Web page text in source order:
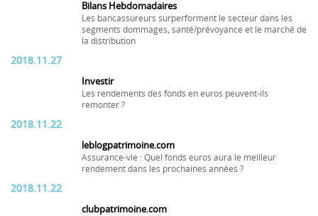
Bilans Hebdomadaires
Les bancassureurs surperforment le secteur dans les
segments dommages, santé/prévoyance et le marché de
la distribution
2018.11.27
Investir
Les rendements des fonds en euros peuvent-ils
remonter ?
2018.11.22
leblogpatrimoine.com
Assurance-vie : Quel fonds euros aura le meilleur
rendement dans les prochaines années ?
2018.11.22
clubpatrimoine.com